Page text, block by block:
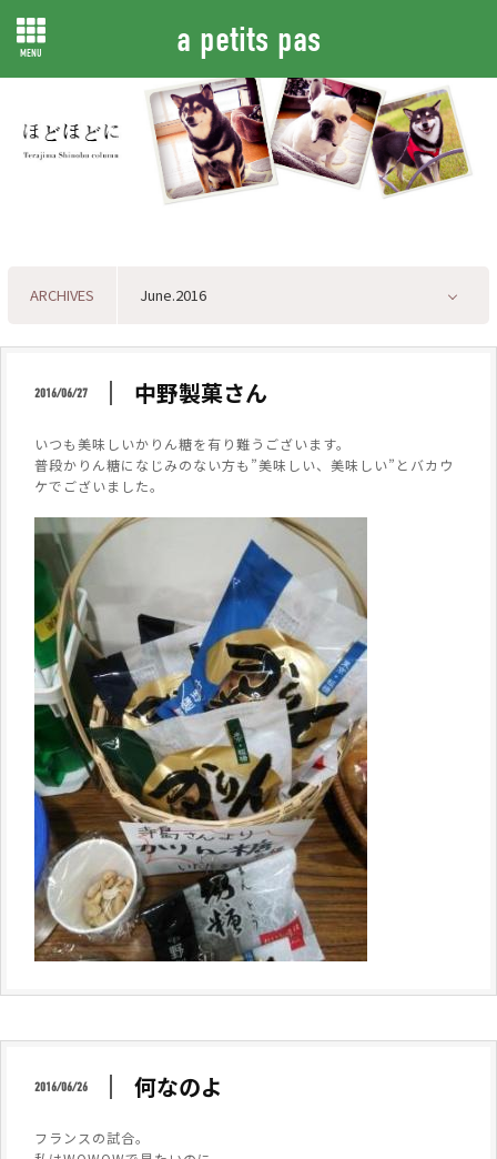
MENU a petits pas
ARCHIVES
2016/06/27 中野製菓さん
いつも美味しいかりん糖を有り難うございます。
普段かりん糖になじみのない方も”美味しい、美味しい”とバカウ
ケでございました。
2016/06/26 何なのよ
フランスの試合。